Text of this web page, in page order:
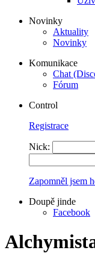
Novinky
Aktuality
Novinky
Komunikace
Chat
Fórum
Control
Registrace
Nick:
Zapomněl jsem
Doupě jinde
Facebook